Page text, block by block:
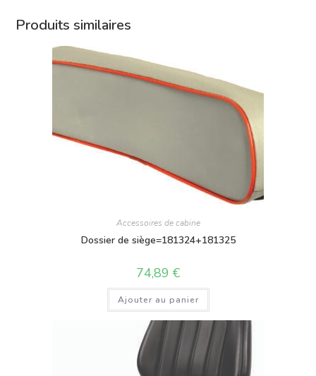
Produits similaires
Accessoires de cabine
Dossier de siège=181324+181325
74,89 €
Ajouter au panier